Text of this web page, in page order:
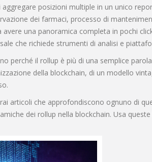
aggregare posizioni multiple in un unico
dei farmaci, processo di
avere una panoramica completa in pochi
che richiede strumenti di analisi e
perché il rollup è più di una semplice
della blockchain, di un modello
articoli che approfondiscono ognuno di
dei rollup nella blockchain. Usa